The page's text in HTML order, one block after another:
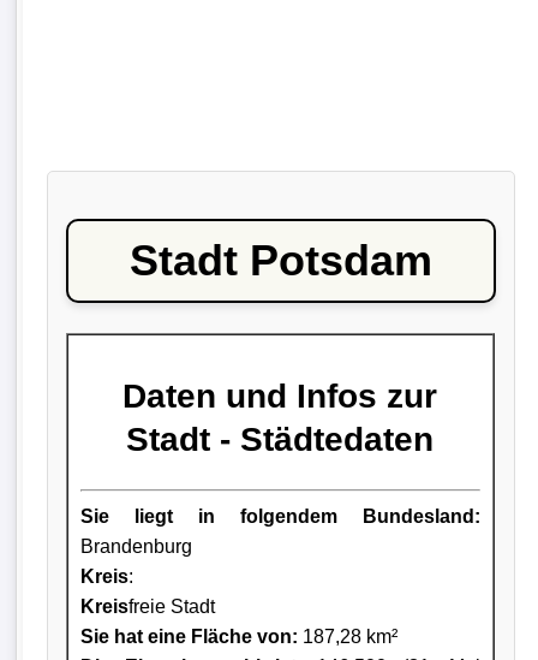
Stadt Potsdam
Daten und Infos zur
Stadt - Städtedaten
Sie liegt in folgendem Bundesland:
Brandenburg
Kreis:
Kreisfreie Stadt
Sie hat eine Fläche von: 187,28 km²